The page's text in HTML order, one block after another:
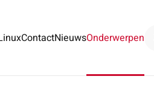
ContactNieuwsOnderwerpen